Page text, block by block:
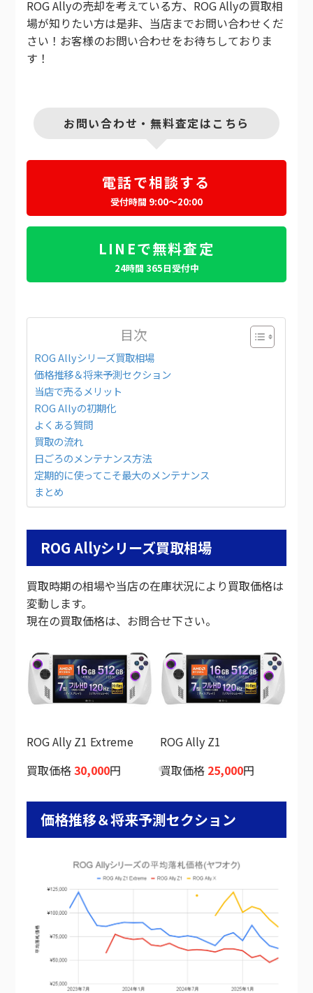
ROG Allyの売却を考えている方、ROG Allyの買取相
場が知りたい方は是非、当店までお問い合わせくだ
さい！お客様のお問い合わせをお待ちしておりま
す！
お問い合わせ・無料査定はこちら
電話で相談する
受付時間 9:00～20:00
LINEで無料査定
24時間 365日受付中
目次
ROG Allyシリーズ買取相場
価格推移＆将来予測セクション
当店で売るメリット
ROG Allyの初期化
よくある質問
買取の流れ
日ごろのメンテナンス方法
定期的に使ってこそ最大のメンテナンス
まとめ
ROG Allyシリーズ買取相場
買取時期の相場や当店の在庫状況により買取価格は
変動します。
現在の買取価格は、お問合せ下さい。
ROG Ally Z1 Extreme
買取価格30,000円
ROG Ally Z1
買取価格 25,000円
価格推移＆将来予測セクション